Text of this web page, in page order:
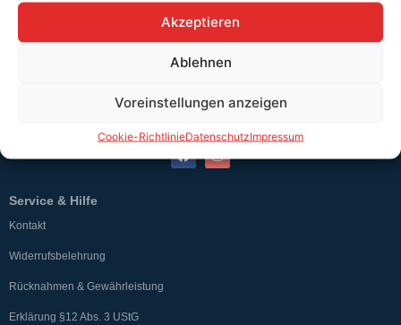
Akzeptieren
Ablehnen
Voreinstellungen anzeigen
Cookie-RichtlinieDatenschutzImpressum
Teutschtech ist ein Komplettanbieter im Bereich der E-Mobilität und
Übersicht über unsere Produkte und Dienstleistungen.
Service & Hilfe
Kontakt
Widerrufsbelehrung
Rücknahmen & Gewährleistung
Erklärung §12 Abs. 3 UStG